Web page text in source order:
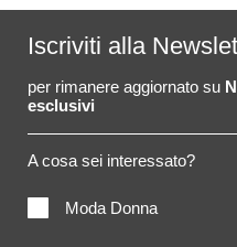
Iscriviti alla
per rimanere aggiornato su
esclusivi
A cosa sei interessato?
Moda Donna